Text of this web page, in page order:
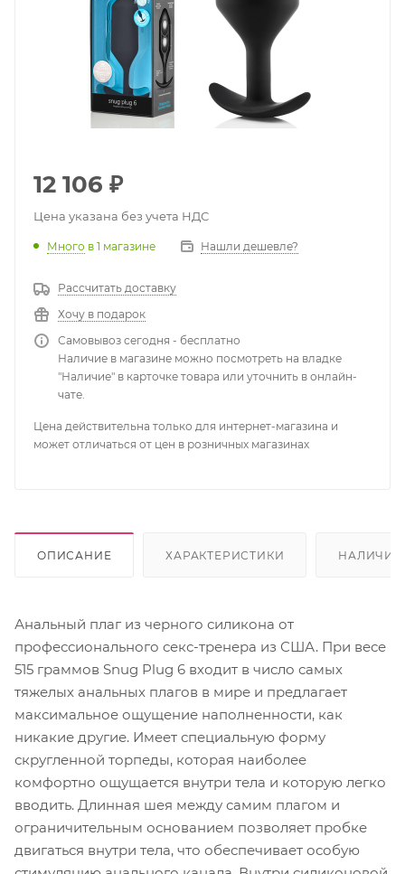
12 106 ₽
Цена указана без учета НДС
Много в 1 магазине Нашли дешевле?
Рассчитать доставку
Хочу в подарок
Самовывоз сегодня - бесплатно
Наличие в магазине можно посмотреть на владке
"Наличие" в карточке товара или уточнить в онлайн-
чате.
Цена действительна только для интернет-магазина и
может отличаться от цен в розничных магазинах
ОПИСАНИЕ ХАРАКТЕРИСТИКИ НАЛИЧИЕ
Анальный плаг из черного силикона от
профессионального секс-тренера из США. При весе
515 граммов Snug Plug 6 входит в число самых
тяжелых анальных плагов в мире и предлагает
максимальное ощущение наполненности, как
никакие другие. Имеет специальную форму
скругленной торпеды, которая наиболее
комфортно ощущается внутри тела и которую легко
вводить. Длинная шея между самим плагом и
ограничительным основанием позволяет пробке
двигаться внутри тела, что обеспечивает особую